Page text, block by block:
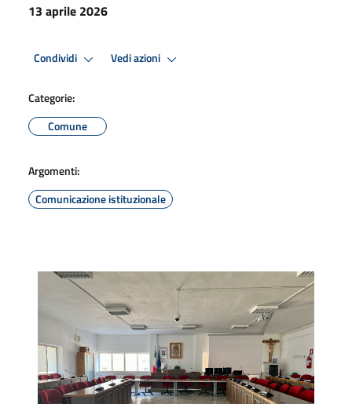
13 aprile 2026
Condividi Vedi azioni
Categorie:
Comune
Argomenti:
Comunicazione istituzionale